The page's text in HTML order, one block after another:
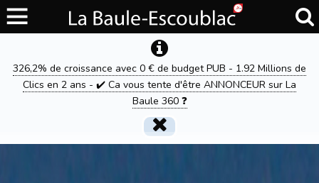
326,2% de croissance avec 0 € de budget PUB - 1.92 Millions de
Clics en 2 ans - ✔️ Ca vous tente d'être ANNONCEUR sur La
Baule 360 ❓